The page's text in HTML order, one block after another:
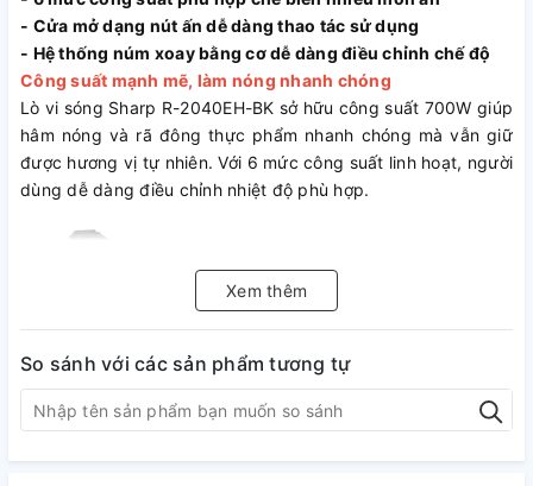
- Cửa mở dạng nút ấn dễ dàng thao tác sử dụng
- Hệ thống núm xoay bằng cơ dễ dàng điều chỉnh chế độ
Công suất mạnh mẽ, làm nóng nhanh chóng
Lò vi sóng Sharp R-2040EH-BK sở hữu công suất 700W giúp
hâm nóng và rã đông thực phẩm nhanh chóng mà vẫn giữ
được hương vị tự nhiên. Với 6 mức công suất linh hoạt, người
dùng dễ dàng điều chỉnh nhiệt độ phù hợp.
Xem thêm
So sánh với các sản phẩm tương tự